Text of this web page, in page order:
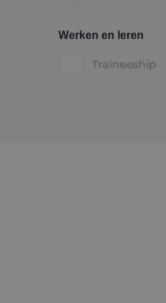
Werken en leren
Traineeship